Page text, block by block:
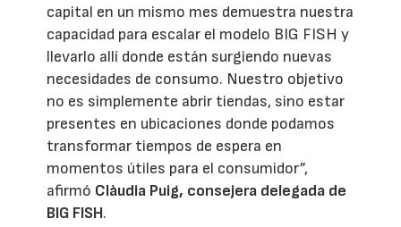
capital en un mismo mes demuestra nuestra
capacidad para escalar el modelo BIG FISH y
llevarlo allí donde están surgiendo nuevas
necesidades de consumo. Nuestro objetivo
no es simplemente abrir tiendas, sino estar
presentes en ubicaciones donde podamos
transformar tiempos de espera en
momentos útiles para el consumidor”,
afirmó Clàudia Puig, consejera delegada de
BIG FISH.